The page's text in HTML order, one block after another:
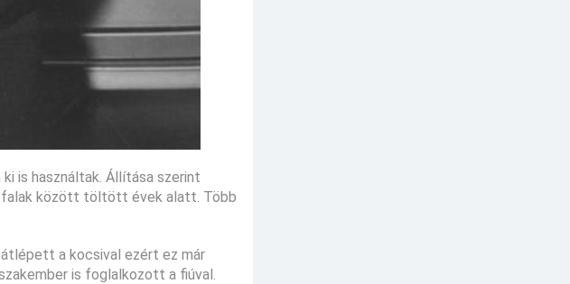
is használtak. Állítása szerint
falak között töltött évek alatt. Több
a kocsival ezért ez már
is foglalkozott a fiúval.